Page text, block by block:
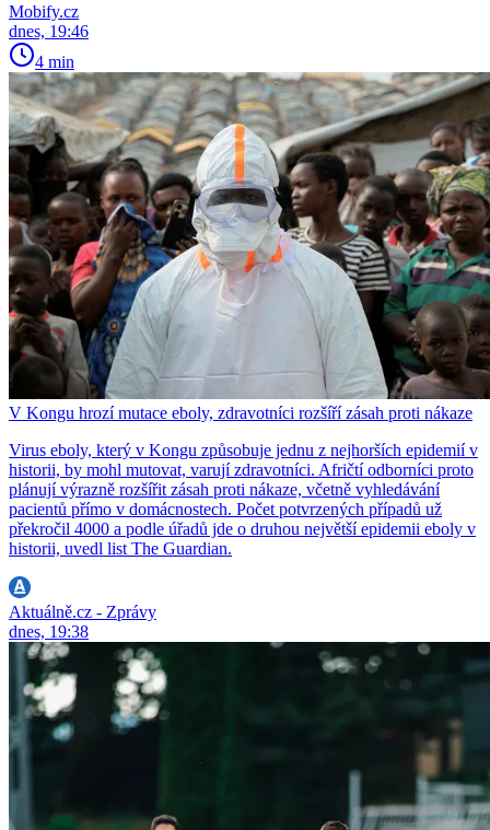
Mobify.cz
dnes, 19:46
4 min
V Kongu hrozí mutace eboly, zdravotníci rozšíří zásah proti nákaze
Virus eboly, který v Kongu způsobuje jednu z nejhorších epidemií v
historii, by mohl mutovat, varují zdravotníci. Afričtí odborníci proto
plánují výrazně rozšířit zásah proti nákaze, včetně vyhledávání
pacientů přímo v domácnostech. Počet potvrzených případů už
překročil 4000 a podle úřadů jde o druhou největší epidemii eboly v
historii, uvedl list The Guardian.
Aktuálně.cz - Zprávy
dnes, 19:38